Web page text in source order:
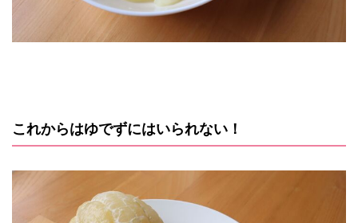
これからはゆでずにはいられない！